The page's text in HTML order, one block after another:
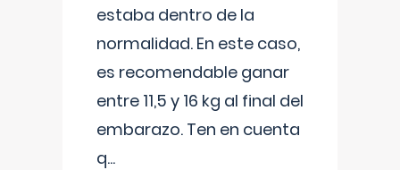
estaba dentro de la
normalidad. En este caso,
es recomendable ganar
entre 11,5 y 16 kg al final del
embarazo. Ten en cuenta
q...